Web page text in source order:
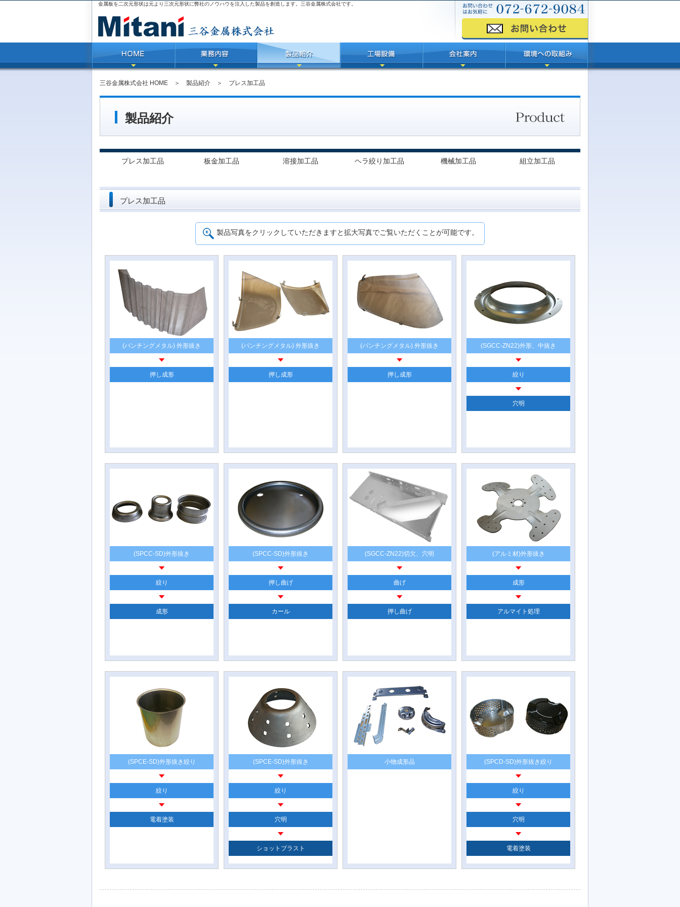
金属板を二次元形状は元より三次元形状に弊社のノウハウを注入した製品を創造します。三谷金属株式会社です。
三谷金属株式会社 HOME ＞ 製品紹介 ＞ プレス加工品
製品紹介
プレス加工品 板金加工品 溶接加工品 ヘラ絞り加工品 機械加工品 組立加工品
プレス加工品
製品写真をクリックしていただきますと拡大写真でご覧いただくことが可能です。
(パンチングメタル) 外形抜き
押し成形
(パンチングメタル) 外形抜き
押し成形
(パンチングメタル) 外形抜き
押し成形
(SGCC-ZN22)外形、中抜き
絞り
穴明
(SPCC-SD)外形抜き
絞り
成形
(SPCC-SD)外形抜き
押し曲げ
カール
(SGCC-ZN22)切欠、穴明
曲げ
押し曲げ
(アルミ材)外形抜き
成形
アルマイト処理
(SPCE-SD)外形抜き絞り
絞り
電着塗装
(SPCE-SD)外形抜き
絞り
穴明
ショットブラスト
小物成形品 (SPCD-SD)外形抜き絞り
絞り
穴明
電着塗装